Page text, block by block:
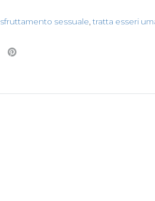
sfruttamento sessuale tratta esseri